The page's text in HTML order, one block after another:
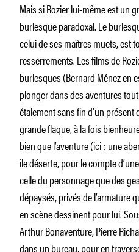
Mais si Rozier lui-même est un
burlesque paradoxal. Le
celui de ses maîtres muets, est
resserrements. Les films de
burlesques (Bernard Ménez en
plonger dans des aventures
étalement sans fin d’un
grande flaque, à la fois
bien que l’aventure (ici : une
île déserte, pour le compte
celle du personnage que des
dépaysés, privés de l’armature
en scène dessinent pour lui.
Arthur Bonaventure, Pierre
dans un bureau, pour en